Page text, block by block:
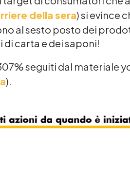
della sera) si evince
al sesto posto dei
carta e dei saponi!
seguiti dal materiale
).